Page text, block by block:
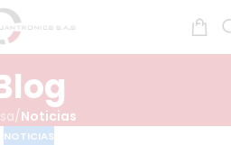
/Noticias
NOTICIAS